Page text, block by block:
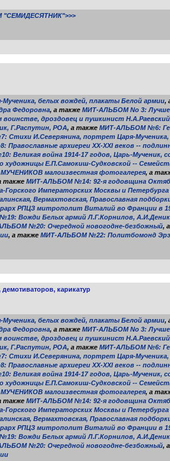
белых вождей, плакаты Белой армии,
Федоровна, а также МИТ-АЛЬБОМ No 3:
дроздовец и пушкинист
Г.Распутин, РОА, а также МИТ-АЛЬБОМ №6:
И.Северянина, портрет Царя-Мученика,
архиереи XX-XXI веков --
Великая война 1914-17 годов, Царь-Мученик,
Е.П.Самокиш-Судковской --
малоизвестная фотогалерея, а
также МИТ-АЛЬБОМ №14: 92-я годовщина
Императорских Москвы и Петербурга
Вермахтовская, Православная
РПЦЗ митрополит Виталий во Франции в
Вожди Белых армий Л.Г.Корнилов,
№20: Очередной новогодне-безбожный,
, а также МИТ-АЛЬБОМ №22: Политбомонд
карикатур
белых вождей, плакаты Белой армии,
Федоровна, а также МИТ-АЛЬБОМ No 3:
дроздовец и пушкинист
Г.Распутин, РОА, а также МИТ-АЛЬБОМ №6:
И.Северянина, портрет Царя-Мученика,
архиереи XX-XXI веков --
Великая война 1914-17 годов, Царь-Мученик,
Е.П.Самокиш-Судковской --
малоизвестная фотогалерея, а
также МИТ-АЛЬБОМ №14: 92-я годовщина
Императорских Москвы и Петербурга
Вермахтовская, Православная
РПЦЗ митрополит Виталий во Франции в
Вожди Белых армий Л.Г.Корнилов,
№20: Очередной новогодне-безбожный,